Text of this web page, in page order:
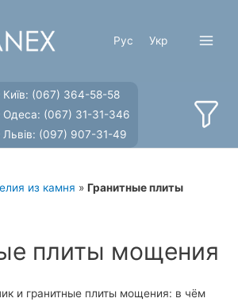
Рус Укр
Київ: (067) 364-58-58
Одеса: (067) 31-31-346
Львів: (097) 907-31-49
из камня » Гранитные плиты
плиты мощения
и гранитные плиты мощения: в чём